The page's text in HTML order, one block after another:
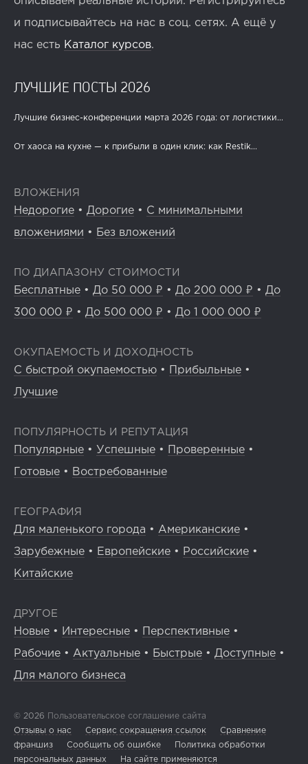
и подписывайтесь на нас в соц. сетях. А ещё у
нас есть Каталог курсов.
ЛУЧШИЕ ПОСТЫ 2026
Лучшие бизнес-конференции марта 2026 года: от логистики...
От хаоса на кухне — к прибыли в один клик: как Restik...
ВЛОЖЕНИЯ
Недорогие • Дорогие • С минимальными
вложениями • Без вложений
ПО ДИАПАЗОНУ СТОИМОСТИ
Бесплатные • До 50 000 ₽ • До 200 000 ₽ • До
300 000 ₽ • До 500 000 ₽ • До 1 000 000 ₽
ОКУПАЕМОСТЬ И ДОХОДНОСТЬ
С быстрой окупаемостью • Прибыльные •
Лучшие
ПОПУЛЯРНОСТЬ И РЕПУТАЦИЯ
Популярные • Успешные • Проверенные •
Готовые • Востребованные
ГЕОГРАФИЯ
Для маленького города • Американские •
Зарубежные • Европейские • Российские •
Китайские
ДРУГОЕ
Новые • Интересные • Перспективные •
Рабочие • Актуальные • Быстрые • Доступные •
Для малого бизнеса
© 2026 Пользовательское соглашение сайта
Отзывы о нас
Сервис сокращения ссылок
Сравнение
франшиз
Сообщить об ошибке
Политика обработки
персональных данных
На сайте применяются